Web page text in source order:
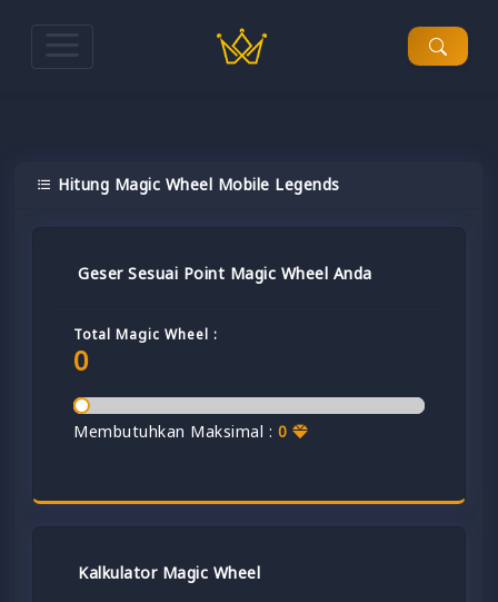
Hitung Magic Wheel Mobile Legends
Geser Sesuai Point Magic Wheel Anda
Total Magic Wheel :
0
Membutuhkan Maksimal : 0
Kalkulator Magic Wheel